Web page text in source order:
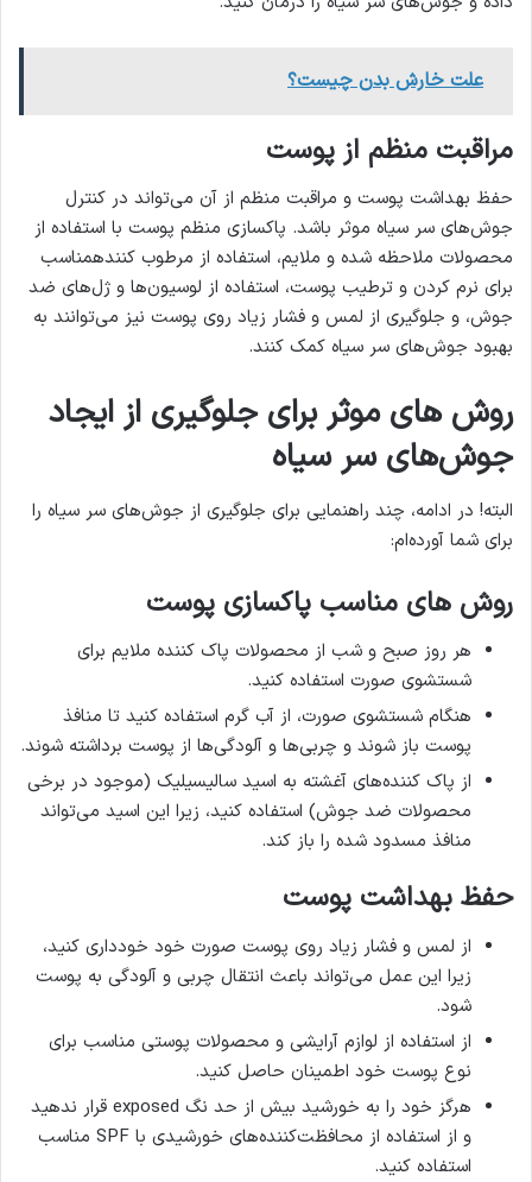
علت خارش بدن چیست؟
مراقبت منظم از پوست
حفظ بهداشت پوست و مراقبت منظم از آن می‌تواند در کنترل
جوش‌های سر سیاه موثر باشد. پاکسازی منظم پوست با استفاده از
محصولات ملاحظه شده و ملایم، استفاده از مرطوب کنندهمناسب
برای نرم کردن و ترطیب پوست، استفاده از لوسیون‌ها و ژل‌های ضد
جوش، و جلوگیری از لمس و فشار زیاد روی پوست نیز می‌توانند به
بهبود جوش‌های سر سیاه کمک کنند.
روش های موثر برای جلوگیری از ایجاد
جوش‌های سر سیاه
البته! در ادامه، چند راهنمایی برای جلوگیری از جوش‌های سر سیاه را
برای شما آورده‌ام:
روش های مناسب پاکسازی پوست
هر روز صبح و شب از محصولات پاک کننده ملایم برای
شستشوی صورت استفاده کنید.
هنگام شستشوی صورت، از آب گرم استفاده کنید تا منافذ
پوست باز شوند و چربی‌ها و آلودگی‌ها از پوست برداشته شوند.
از پاک کننده‌های آغشته به اسید سالیسیلیک (موجود در برخی
محصولات ضد جوش) استفاده کنید، زیرا این اسید می‌تواند
منافذ مسدود شده را باز کند.
حفظ بهداشت پوست
از لمس و فشار زیاد روی پوست صورت خود خودداری کنید،
زیرا این عمل می‌تواند باعث انتقال چربی و آلودگی به پوست
شود.
از استفاده از لوازم آرایشی و محصولات پوستی مناسب برای
نوع پوست خود اطمینان حاصل کنید.
هرگز خود را به خورشید بیش از حد نگ exposed قرار ندهید
و از استفاده از محافظت‌کننده‌های خورشیدی با SPF مناسب
استفاده کنید.